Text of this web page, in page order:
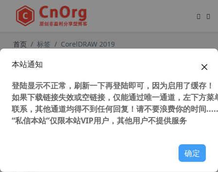
首页 标签 CorelDRAW 2019
不过期
本站通知
登陆显示不正常，刷新一下再登陆即可，因为启用了缓存！
如果下载链接失效或空链接，仅能通过唯一通道，左下方菜
联系，其他通道均得不到任何回复！请不要浪费你的时间
“私信本站”仅限本站VIP用户，其他用户不提供服务
确定